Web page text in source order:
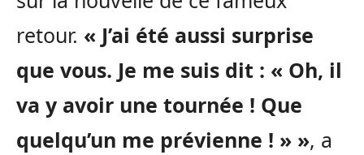
retour. « J’ai été aussi surprise
que vous. Je me suis dit : « Oh, il
va y avoir une tournée ! Que
quelqu’un me prévienne ! » », a